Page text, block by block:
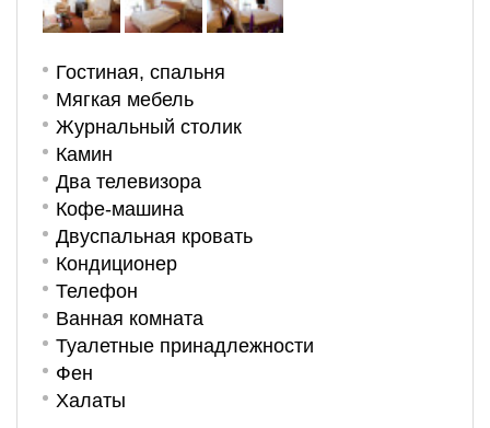
Гостиная, спальня
Мягкая мебель
Журнальный столик
Камин
Два телевизора
Кофе-машина
Двуспальная кровать
Кондиционер
Телефон
Ванная комната
Туалетные принадлежности
Фен
Халаты